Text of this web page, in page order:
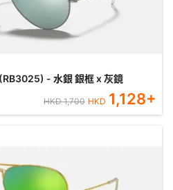
Ray-Ban Aviator 太陽眼鏡 (RB3025) - 水銀 銀框 x 灰鏡
HKD1,700 HKD 1,128+